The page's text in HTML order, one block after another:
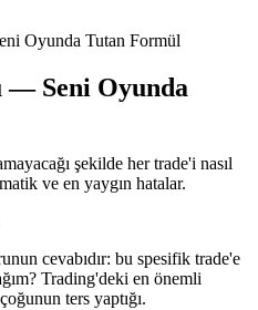
Oyunda Tutan Formül
— Seni Oyunda
şekilde her trade'i nasıl
ve en yaygın hatalar.
cevabıdır: bu spesifik trade'e
Trading'deki en önemli
ters yaptığı.